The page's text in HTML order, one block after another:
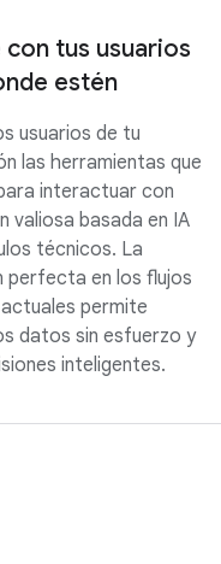
con tus usuarios
estén
usuarios de tu
las herramientas que
interactuar con
valiosa basada en IA
técnicos. La
perfecta en los flujos
permite
datos sin esfuerzo y
inteligentes.